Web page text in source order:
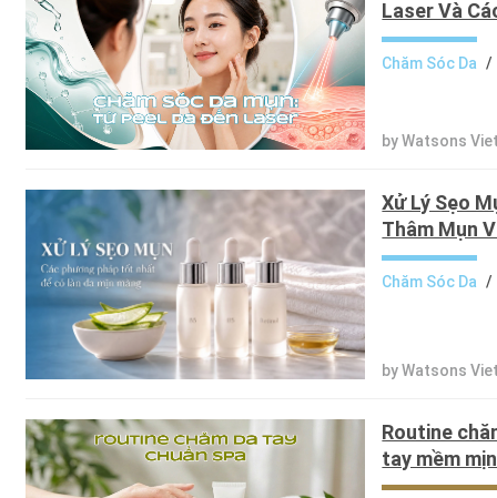
Laser Và
Chăm Sóc Da /
by Watsons
Xử Lý Sẹo
Thâm Mụn
Chăm Sóc Da /
by Watsons
Routine
tay mềm